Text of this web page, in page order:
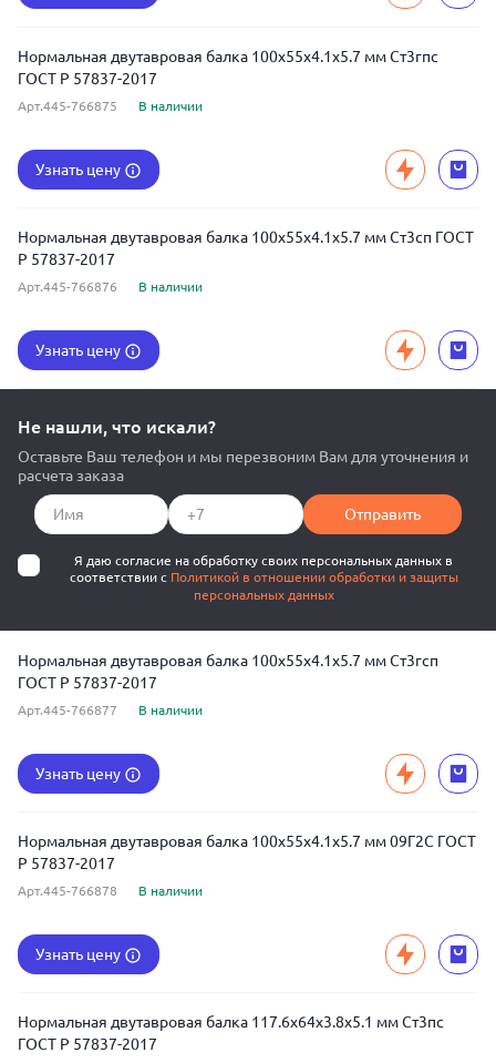
Нормальная двутавровая балка 100x55x4.1x5.7 мм Ст3гпс
ГОСТ Р 57837-2017
Арт.445-766875 В наличии
Узнать цену
Нормальная двутавровая балка 100x55x4.1x5.7 мм Ст3сп ГОСТ
Р 57837-2017
Арт.445-766876 В наличии
Узнать цену
Не нашли, что искали?
Оставьте Ваш телефон и мы перезвоним Вам для уточнения и
расчета заказа
Отправить
Я даю согласие на обработку своих персональных данных в
соответствии с Политикой в отношении обработки и защиты
персональных данных
Нормальная двутавровая балка 100x55x4.1x5.7 мм Ст3гсп
ГОСТ Р 57837-2017
Арт.445-766877 В наличии
Узнать цену
Нормальная двутавровая балка 100x55x4.1x5.7 мм 09Г2С ГОСТ
Р 57837-2017
Арт.445-766878 В наличии
Узнать цену
Нормальная двутавровая балка 117.6x64x3.8x5.1 мм Ст3пс
ГОСТ Р 57837-2017